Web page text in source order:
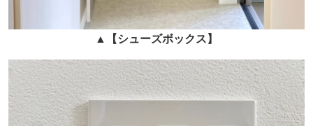
▲ 【シューズボックス】